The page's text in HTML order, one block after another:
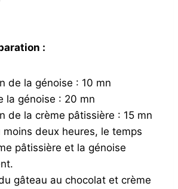
:
de la génoise : 10 mn
la génoise : 20 mn
de la crème pâtissière : 15 mn
moins deux heures, le temps
pâtissière et la génoise
gâteau au chocolat et crème